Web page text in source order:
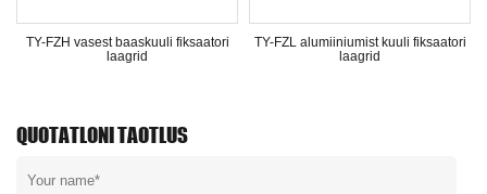
TY-FZH vasest baaskuuli fiksaatori
laagrid
TY-FZL alumiiniumist kuuli fiksaatori
laagrid
QUOTATLONI TAOTLUS